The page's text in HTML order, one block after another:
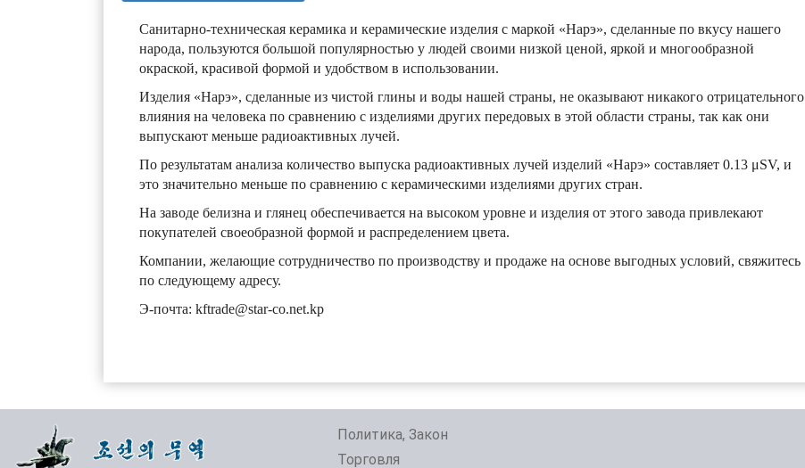
Санитарно-техническая керамика и керамические изделия с маркой «Нарэ», сделанные по вкусу нашего
народа, пользуются большой популярностью у людей своими низкой ценой, яркой и многообразной
окраской, красивой формой и удобством в использовании.
Изделия «Нарэ», сделанные из чистой глины и воды нашей страны, не оказывают никакого отрицательного
влияния на человека по сравнению с изделиями других передовых в этой области страны, так как они
выпускают меньше радиоактивных лучей.
По результатам анализа количество выпуска радиоактивных лучей изделий «Нарэ» составляет 0.13 μSV, и
это значительно меньше по сравнению с керамическими изделиями других стран.
На заводе белизна и глянец обеспечивается на высоком уровне и изделия от этого завода привлекают
покупателей своеобразной формой и распределением цвета.
Компании, желающие сотрудничество по производству и продаже на основе выгодных условий, свяжитесь
по следующему адресу.
Э-почта: kftrade@star-co.net.kp
Политика, Закон
Торговля